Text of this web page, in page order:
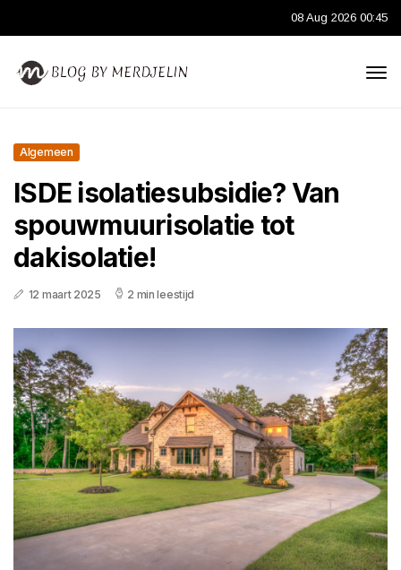
08 Aug 2026 00:45
Algemeen
ISDE isolatiesubsidie? Van
spouwmuurisolatie tot
dakisolatie!
12 maart 2025 2 min leestijd